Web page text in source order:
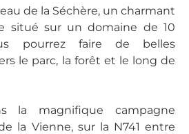
de la Séchère, un charmant
situé sur un domaine de 10
pourrez faire de belles
le parc, la forêt et le long de
la magnifique campagne
la Vienne, sur la N741 entre